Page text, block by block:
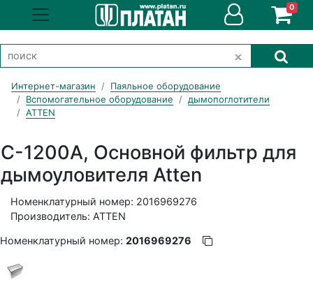
0
Интернет-магазин
Паяльное оборудование
Вспомогательное оборудование
дымопоглотители
ATTEN
C-1200A, Основной фильтр для
дымоуловителя Atten
Номенклатурный номер: 2016969276
Производитель: ATTEN
Номенклатурный номер: 2016969276